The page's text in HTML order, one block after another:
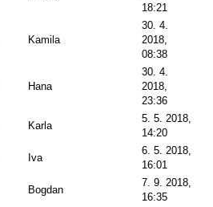
18:21
Kamila
30. 4.
2018,
08:38
Hana
30. 4.
2018,
23:36
Karla
5. 5. 2018,
14:20
Iva
6. 5. 2018,
16:01
Bogdan
7. 9. 2018,
16:35